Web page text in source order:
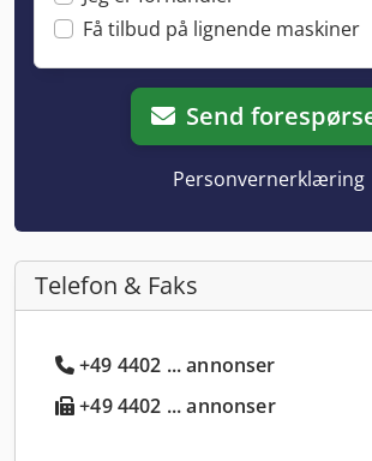
Få tilbud på lignende maskiner
Send
Personvernerklæring
Telefon & Faks
+49 4402 ... annonser
+49 4402 ... annonser